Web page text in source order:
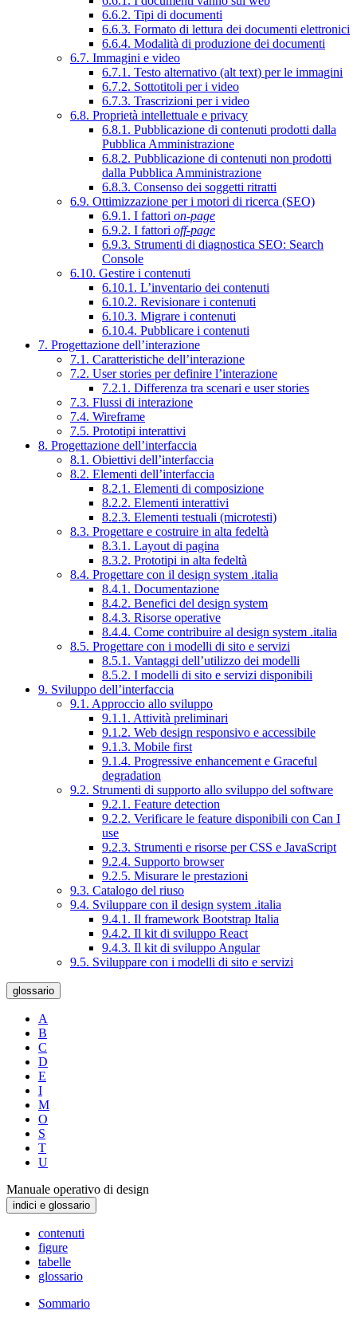
6.6.2. Tipi di documenti
6.6.3. Formato di lettura dei documenti elettronici
6.6.4. Modalità di produzione dei documenti
6.7. Immagini e video
6.7.1. Testo alternativo (alt text) per le immagini
6.7.2. Sottotitoli per i video
6.7.3. Trascrizioni per i video
6.8. Proprietà intellettuale e privacy
6.8.1. Pubblicazione di contenuti prodotti dalla
Pubblica Amministrazione
6.8.2. Pubblicazione di contenuti non prodotti
dalla Pubblica Amministrazione
6.8.3. Consenso dei soggetti ritratti
6.9. Ottimizzazione per i motori di ricerca (SEO)
6.9.1. I fattori on-page
6.9.2. I fattori off-page
6.9.3. Strumenti di diagnostica SEO: Search
Console
6.10. Gestire i contenuti
6.10.1. L’inventario dei contenuti
6.10.2. Revisionare i contenuti
6.10.3. Migrare i contenuti
6.10.4. Pubblicare i contenuti
7. Progettazione dell’interazione
7.1. Caratteristiche dell’interazione
7.2. User stories per definire l’interazione
7.2.1. Differenza tra scenari e user stories
7.3. Flussi di interazione
7.4. Wireframe
7.5. Prototipi interattivi
8. Progettazione dell’interfaccia
8.1. Obiettivi dell’interfaccia
8.2. Elementi dell’interfaccia
8.2.1. Elementi di composizione
8.2.2. Elementi interattivi
8.2.3. Elementi testuali (microtesti)
8.3. Progettare e costruire in alta fedeltà
8.3.1. Layout di pagina
8.3.2. Prototipi in alta fedeltà
8.4. Progettare con il design system .italia
8.4.1. Documentazione
8.4.2. Benefici del design system
8.4.3. Risorse operative
8.4.4. Come contribuire al design system .italia
8.5. Progettare con i modelli di sito e servizi
8.5.1. Vantaggi dell’utilizzo dei modelli
8.5.2. I modelli di sito e servizi disponibili
9. Sviluppo dell’interfaccia
9.1. Approccio allo sviluppo
9.1.1. Attività preliminari
9.1.2. Web design responsivo e accessibile
9.1.3. Mobile first
9.1.4. Progressive enhancement e Graceful
degradation
9.2. Strumenti di supporto allo sviluppo del software
9.2.1. Feature detection
9.2.2. Verificare le feature disponibili con Can I
use
9.2.3. Strumenti e risorse per CSS e JavaScript
9.2.4. Supporto browser
9.2.5. Misurare le prestazioni
9.3. Catalogo del riuso
9.4. Sviluppare con il design system .italia
9.4.1. Il framework Bootstrap Italia
9.4.2. Il kit di sviluppo React
9.4.3. Il kit di sviluppo Angular
9.5. Sviluppare con i modelli di sito e servizi
glossario
A
B
C
D
E
I
M
O
S
T
U
Manuale operativo di design
indici e glossario
contenuti
figure
tabelle
glossario
Sommario